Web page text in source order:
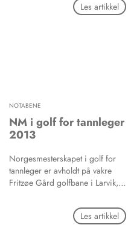
Les artikkel
NOTABENE
NM i golf for tannleger
2013
Norgesmesterskapet i golf for
tannleger er avholdt på vakre
Fritzøe Gård golfbane i Larvik,
Tveter, Jan Lotherington og Pekka
Les artikkel